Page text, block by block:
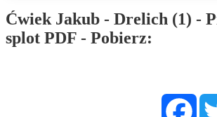
Ćwiek Jakub - Drelich (1) -
splot PDF - Pobierz: